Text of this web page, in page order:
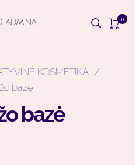
0
KOSMETIKA /
bazė
bazė